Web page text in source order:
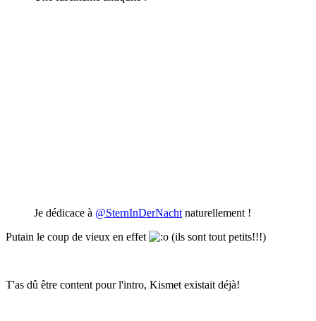
Je dédicace à @SternInDerNacht naturellement !
Putain le coup de vieux en effet
(ils sont tout petits!!!)
T'as dû être content pour l'intro, Kismet existait déjà!